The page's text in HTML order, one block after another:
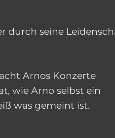
durch seine
Arnos Konzerte
wie Arno selbst ein
was gemeint ist.